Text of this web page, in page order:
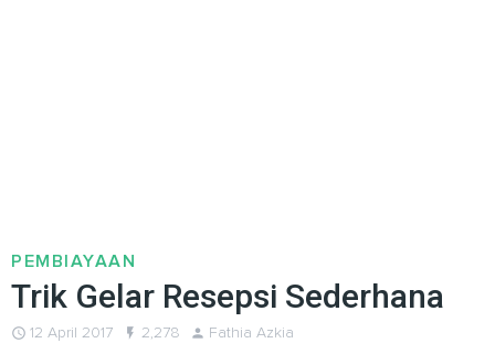
PEMBIAYAAN
Trik Gelar Resepsi Sederhana
query_builder 12 April 2017 flash_on 2,278 person Fathia Azkia